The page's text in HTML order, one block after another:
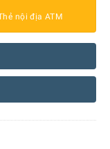
nội địa ATM